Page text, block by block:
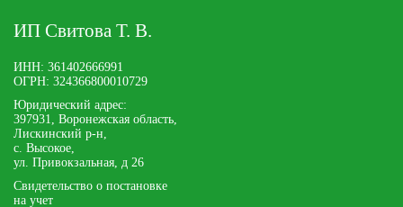
ИП Свитова Т. В.
ИНН: 361402666991
ОГРН: 324366800010729
Юридический адрес:
397931, Воронежская область,
Лискинский р-н,
с. Высокое,
ул. Привокзальная, д 26
Свидетельство о постановке
на учет